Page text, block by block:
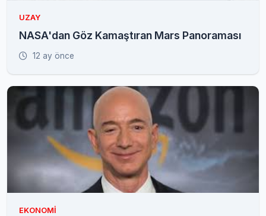
UZAY
NASA'dan Göz Kamaştıran Mars Panoraması
12 ay önce
EKONOMI